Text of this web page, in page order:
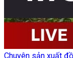
Chuyên sản xuất